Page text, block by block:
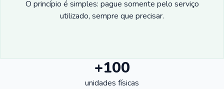
O princípio é simples: pague somente pelo serviço
utilizado, sempre que precisar.
+100
unidades físicas